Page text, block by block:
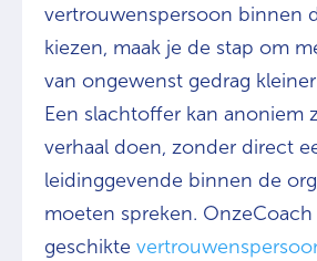
vertrouwenspersoon binnen
kiezen, maak je de stap om
van ongewenst gedrag
Een slachtoffer kan anoniem
verhaal doen, zonder direct
leidinggevende binnen de
moeten spreken.
geschikte